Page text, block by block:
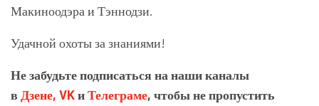
Макиноодэра и Тэннодзи.
Удачной охоты за знаниями!
Не забудьте подписаться на наши каналы
в Дзене, VKиТелеграме, чтобы не пропустить